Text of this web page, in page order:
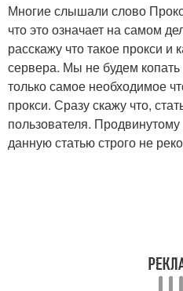
Многие слышали слово
что это означает на самом
расскажу что такое прокси и
сервера. Мы не будем копать
только самое необходимое
прокси. Сразу скажу что,
пользователя.
данную статью строго не